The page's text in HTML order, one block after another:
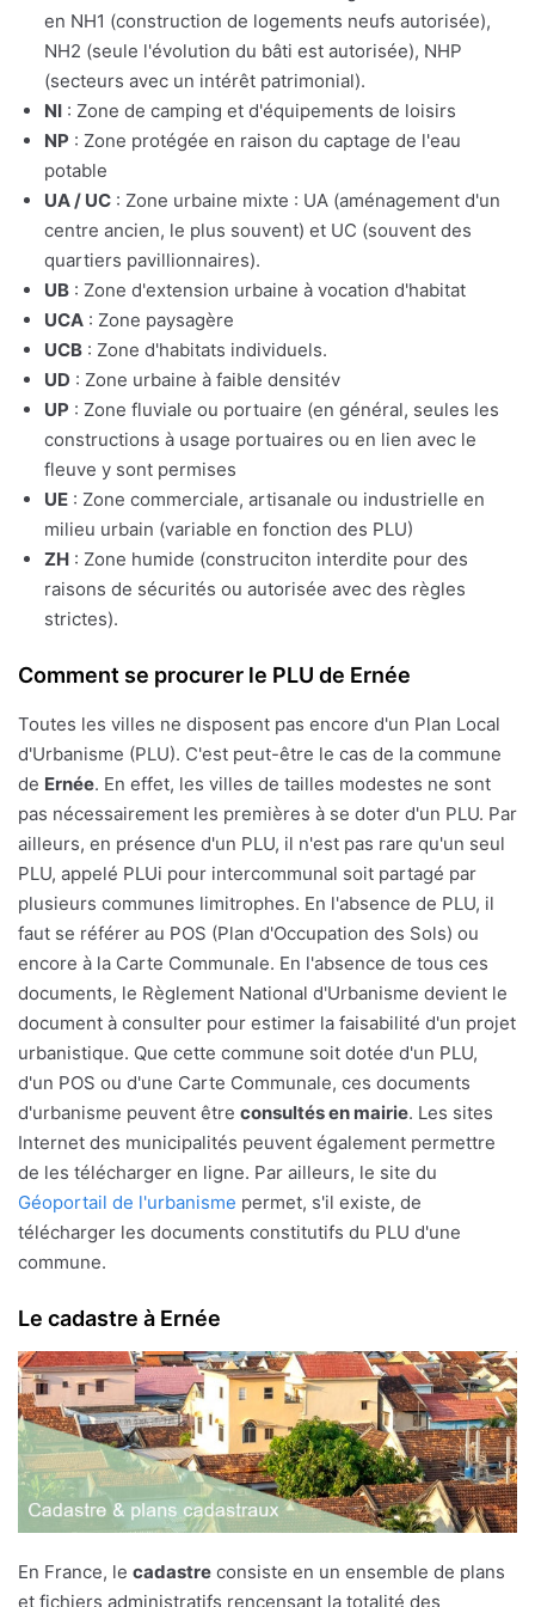
en NH1 (construction de logements neufs autorisée),
NH2 (seule l'évolution du bâti est autorisée), NHP
(secteurs avec un intérêt patrimonial).
NI : Zone de camping et d'équipements de loisirs
NP : Zone protégée en raison du captage de l'eau
potable
UA / UC : Zone urbaine mixte : UA (aménagement d'un
centre ancien, le plus souvent) et UC (souvent des
quartiers pavillionnaires).
UB : Zone d'extension urbaine à vocation d'habitat
UCA : Zone paysagère
UCB : Zone d'habitats individuels.
UD : Zone urbaine à faible densitév
UP : Zone fluviale ou portuaire (en général, seules les
constructions à usage portuaires ou en lien avec le
fleuve y sont permises
UE : Zone commerciale, artisanale ou industrielle en
milieu urbain (variable en fonction des PLU)
ZH : Zone humide (construciton interdite pour des
raisons de sécurités ou autorisée avec des règles
strictes).
Comment se procurer le PLU de Ernée
Toutes les villes ne disposent pas encore d'un Plan Local
d'Urbanisme (PLU). C'est peut-être le cas de la commune
de Ernée. En effet, les villes de tailles modestes ne sont
pas nécessairement les premières à se doter d'un PLU. Par
ailleurs, en présence d'un PLU, il n'est pas rare qu'un seul
PLU, appelé PLUi pour intercommunal soit partagé par
plusieurs communes limitrophes. En l'absence de PLU, il
faut se référer au POS (Plan d'Occupation des Sols) ou
encore à la Carte Communale. En l'absence de tous ces
documents, le Règlement National d'Urbanisme devient le
document à consulter pour estimer la faisabilité d'un projet
urbanistique. Que cette commune soit dotée d'un PLU,
d'un POS ou d'une Carte Communale, ces documents
d'urbanisme peuvent être consultés en mairie. Les sites
Internet des municipalités peuvent également permettre
de les télécharger en ligne. Par ailleurs, le site du
Géoportail de l'urbanisme permet, s'il existe, de
télécharger les documents constitutifs du PLU d'une
commune.
Le cadastre à Ernée
En France, le cadastre consiste en un ensemble de plans
et fichiers administratifs rencensant la totalité des